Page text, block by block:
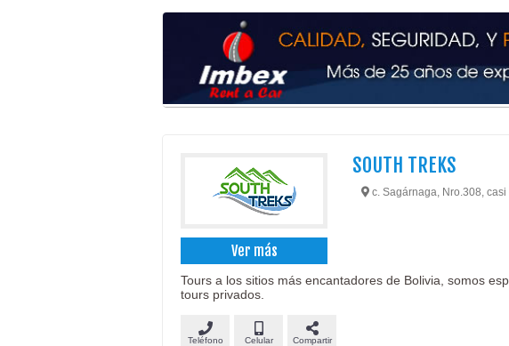
Ver más
SOUTH TREKS
c. Sagárnaga, Nro.308,
Tours a los sitios más encantadores de Bolivia, somos
tours privados.
Teléfono Celular Compartir